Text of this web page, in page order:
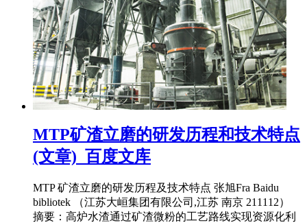
MTP矿渣立磨的研发历程和技术特点
(文章)_百度文库
MTP 矿渣立磨的研发历程及技术特点 张旭Fra Baidu
bibliotek （江苏大峘集团有限公司,江苏 南京 211112）
摘要：高炉水渣通过矿渣微粉的工艺路线实现资源化利